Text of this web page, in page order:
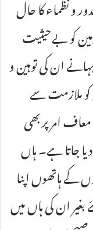
و نظماء کا حال
کو بےحیثیت
ان کی توہین و
ملازمت سے
امر پر بھی
دیا جاتا ہے۔ ہاں
کے ہاتھوں اپنا
بغیر ان کی ہاں میں